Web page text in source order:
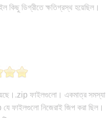
ডিগ্রীতে ক্ষতিগ্রস্থ হয়েছিল।
ফাইলগুলো। একমাত্র সমস্যা
ফাইলগুলো নিজেরাই জিপ করা ছিল।